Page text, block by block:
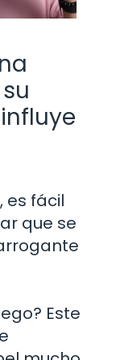
es fácil
que se
Este